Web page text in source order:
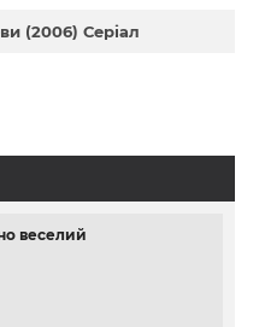
(2006) Серіал
веселий